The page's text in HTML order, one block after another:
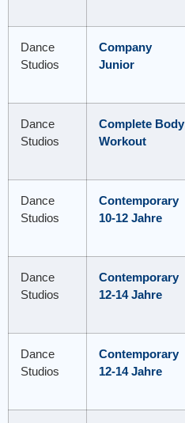
Dance
Studios
Company
Junior
Dance
Studios
Complete Body
Workout
Dance
Studios
Contemporary
10-12 Jahre
Dance
Studios
Contemporary
12-14 Jahre
Dance
Studios
Contemporary
12-14 Jahre